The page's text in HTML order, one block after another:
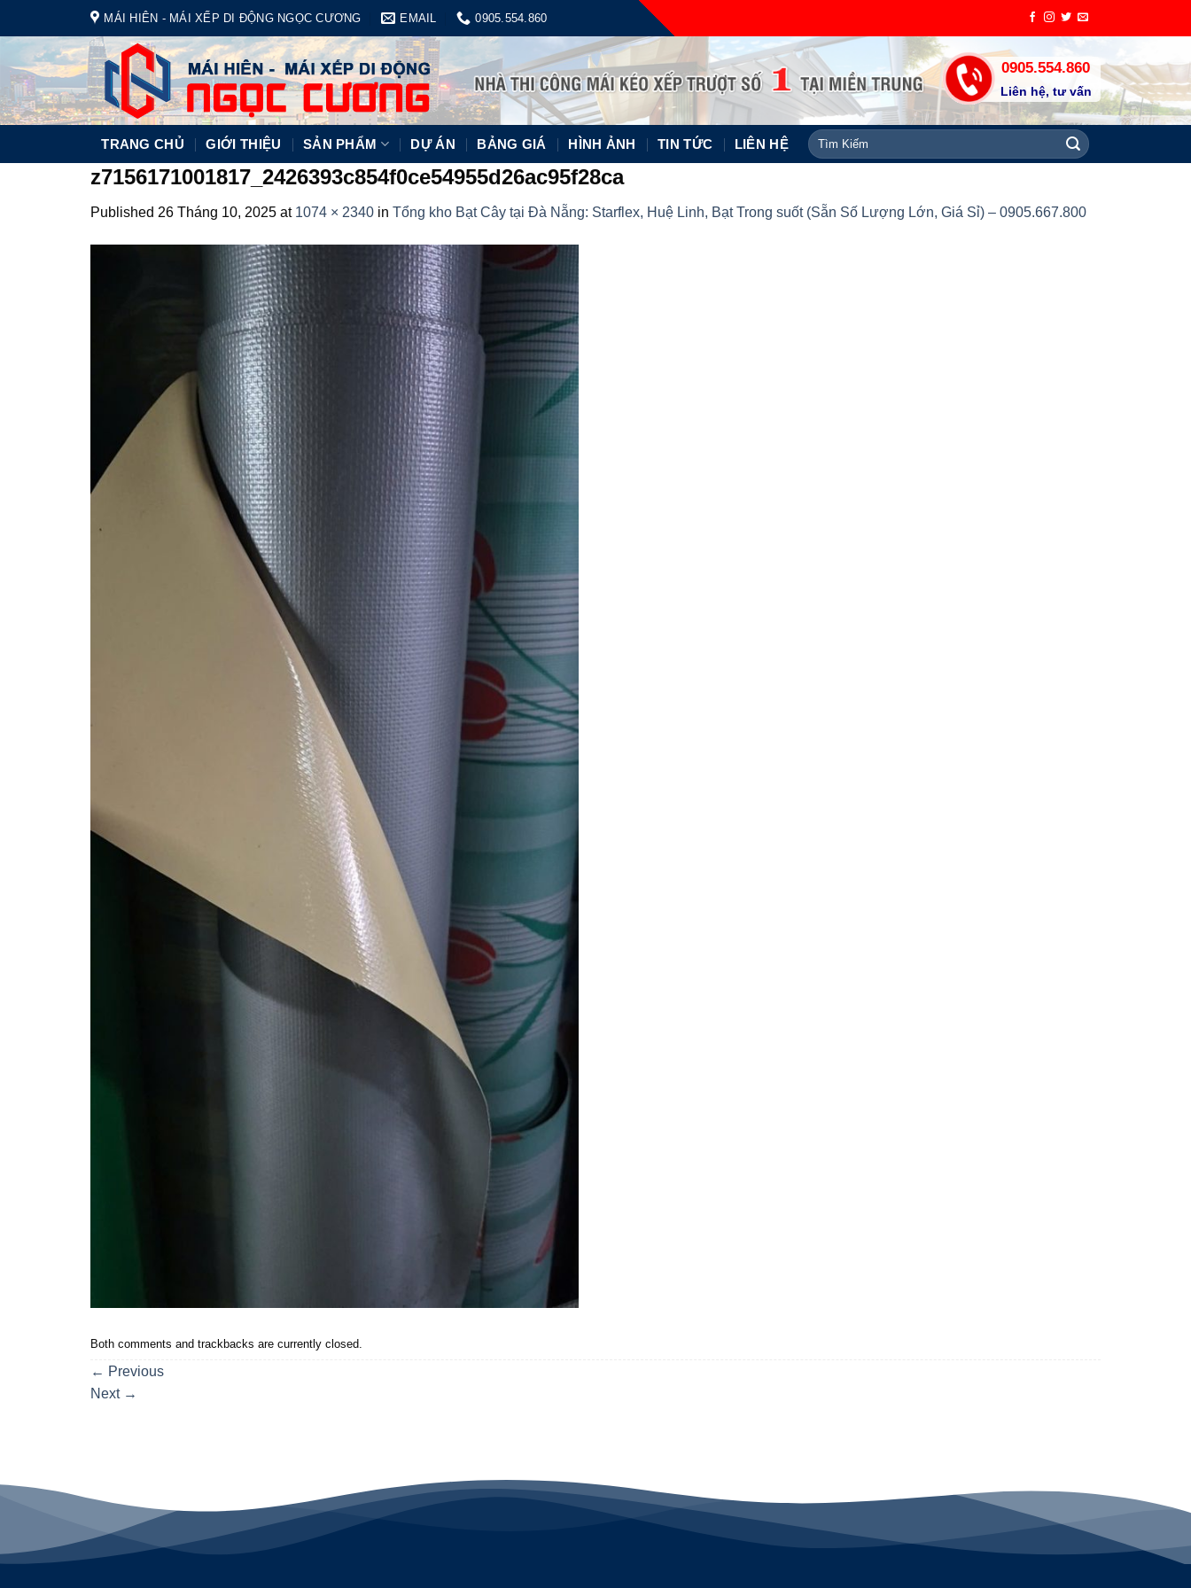
content
MÁI HIÊN - MÁI XẾP DI ĐỘNG NGỌC CƯƠNG EMAIL 0905.554.860
0905.554.860
Liên hệ, tư vấn
TRANG CHỦ GIỚI THIỆU SẢN PHẨM DỰ ÁN BẢNG GIÁ HÌNH ẢNH TIN TỨC LIÊN HỆ
Tìm
kiếm:
z7156171001817_2426393c854f0ce54955d26ac95f28ca
Published 26 Tháng 10, 2025 at 1074 × 2340 in Tổng kho Bạt Cây tại Đà Nẵng: Starflex, Huệ Linh, Bạt Trong suốt (Sẵn Số Lượng Lớn, Giá Sỉ) – 0905.667.800
Both comments and trackbacks are currently closed.
← Previous
Next →